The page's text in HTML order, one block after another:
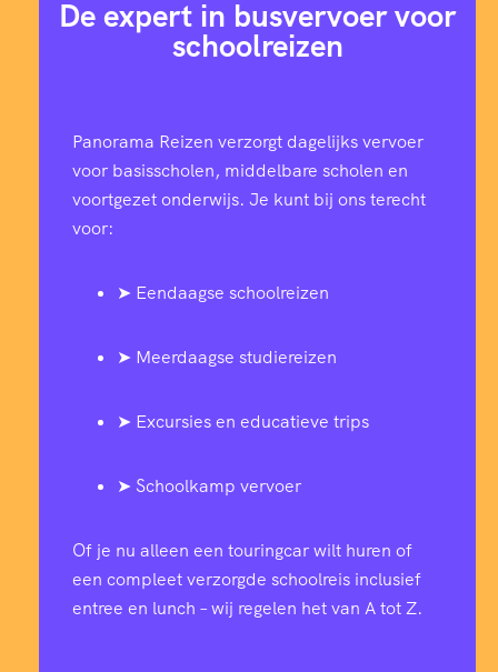
De expert in busvervoer voor
schoolreizen
Panorama Reizen verzorgt dagelijks vervoer
voor basisscholen, middelbare scholen en
voortgezet onderwijs. Je kunt bij ons terecht
voor:
➤ Eendaagse schoolreizen
➤ Meerdaagse studiereizen
➤ Excursies en educatieve trips
➤ Schoolkamp vervoer
Of je nu alleen een touringcar wilt huren of
een compleet verzorgde schoolreis inclusief
entree en lunch – wij regelen het van A tot Z.